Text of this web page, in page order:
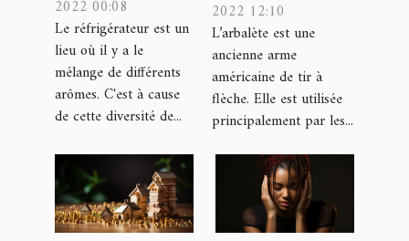
dans son
réfrigérateur ?
2022 00:08
Le réfrigérateur est un
lieu où il y a le
mélange de différents
arômes. C'est à cause
de cette diversité de...
caractéristiques
d’une arbalète
à poulies ?
2022 12:10
L’arbalète est une
ancienne arme
américaine de tir à
flèche. Elle est utilisée
principalement par les...